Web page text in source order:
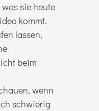
sie heute
kommt.
lassen,
beim
wenn
schwierig